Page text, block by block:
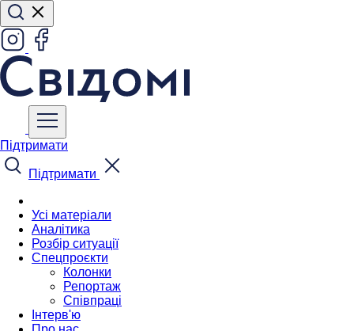
Підтримати
Підтримати
Усі матеріали
Аналітика
Розбір ситуації
Спецпроєкти
Колонки
Репортаж
Співпраці
Інтерв'ю